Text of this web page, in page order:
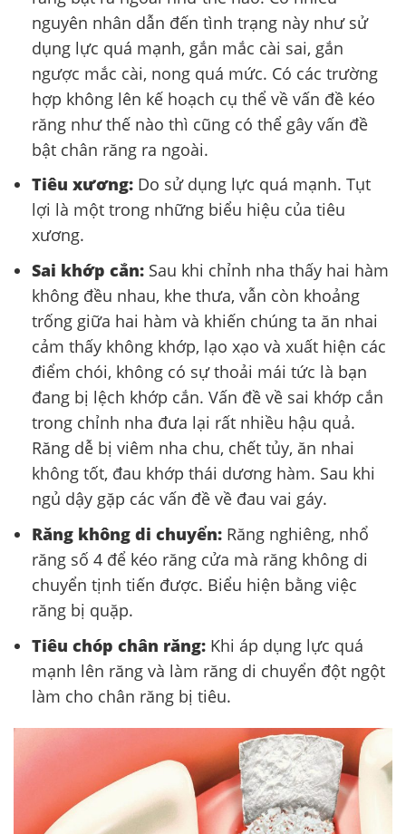
nguyên nhân dẫn đến tình trạng này như sử
dụng lực quá mạnh, gắn mắc cài sai, gắn
ngược mắc cài, nong quá mức. Có các trường
hợp không lên kế hoạch cụ thể về vấn đề kéo
răng như thế nào thì cũng có thể gây vấn đề
bật chân răng ra ngoài.
Tiêu xương: Do sử dụng lực quá mạnh. Tụt
lợi là một trong những biểu hiệu của tiêu
xương.
Sai khớp cắn: Sau khi chỉnh nha thấy hai hàm
không đều nhau, khe thưa, vẫn còn khoảng
trống giữa hai hàm và khiến chúng ta ăn nhai
cảm thấy không khớp, lạo xạo và xuất hiện các
điểm chói, không có sự thoải mái tức là bạn
đang bị lệch khớp cắn. Vấn đề về sai khớp cắn
trong chỉnh nha đưa lại rất nhiều hậu quả.
Răng dễ bị viêm nha chu, chết tủy, ăn nhai
không tốt, đau khớp thái dương hàm. Sau khi
ngủ dậy gặp các vấn đề về đau vai gáy.
Răng không di chuyển: Răng nghiêng, nhổ
răng số 4 để kéo răng cửa mà răng không di
chuyển tịnh tiến được. Biểu hiện bằng việc
răng bị quặp.
Tiêu chóp chân răng: Khi áp dụng lực quá
mạnh lên răng và làm răng di chuyển đột ngột
làm cho chân răng bị tiêu.